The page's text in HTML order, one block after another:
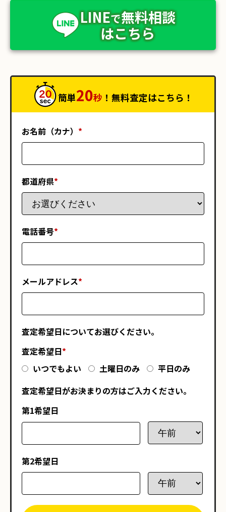
LINEで無料相談
はこちら
簡単20秒 ！無料査定はこちら！
お名前（カナ） *
都道府県*
電話番号*
メールアドレス*
査定希望日についてお選びください。
査定希望日*
いつでもよい
土曜日のみ
平日のみ
査定希望日がお決まりの方はご入力ください。
第1希望日
第2希望日